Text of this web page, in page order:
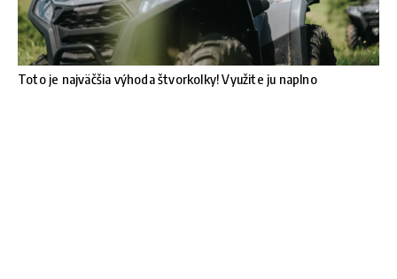
Toto je najväčšia výhoda štvorkolky! Využite ju naplno